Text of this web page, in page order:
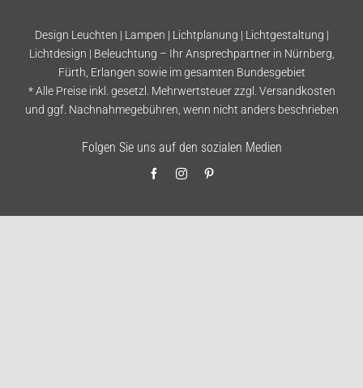
Design Leuchten | Lampen | Lichtplanung | Lichtgestaltung |
Lichtdesign | Beleuchtung – Ihr Ansprechpartner in Nürnberg,
Fürth, Erlangen sowie im gesamten Bundesgebiet
* Alle Preise inkl. gesetzl. Mehrwertsteuer zzgl. Versandkosten
und ggf. Nachnahmegebühren, wenn nicht anders beschrieben
Folgen Sie uns auf den sozialen Medien